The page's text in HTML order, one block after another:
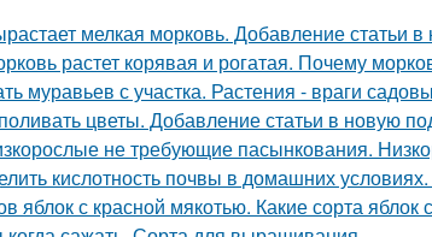
мелкая морковь. Добавление статьи
растет корявая и рогатая. Почему
муравьев с участка. Растения - враги
цветы. Добавление статьи в новую
не требующие пасынкования.
кислотность почвы в домашних
яблок с красной мякотью. Какие сорта яблок